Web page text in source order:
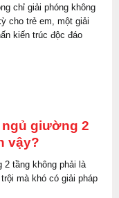
chỉ giải phóng không
cho trẻ em, một giải
kiến trúc độc đáo
ngủ giường 2
vậy?
tầng không phải là
mà khó có giải pháp